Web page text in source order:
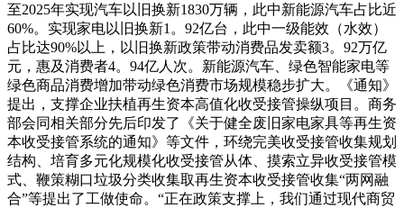
至2025年实现汽车以旧换新1830万辆，此中新能源汽车占比近
60%。实现家电以旧换新1。92亿台，此中一级能效（水效）
占比达90%以上，以旧换新政策带动消费品发卖额3。92万亿
元，惠及消费者4。94亿人次。新能源汽车、绿色智能家电等
绿色商品消费增加带动绿色消费市场规模稳步扩大。《通知》
提出，支撑企业扶植再生资本高值化收受接管操纵项目。商务
部会同相关部分先后印发了《关于健全废旧家电家具等再生资
本收受接管系统的通知》等文件，环绕完美收受接管收集规划
结构、培育多元化规模化收受接管从体、摸索立异收受接管模
式、鞭策糊口垃圾分类收集取再生资本收受接管收集“两网融
合”等提出了工做使命。“正在政策支撑上，我们通过现代商贸